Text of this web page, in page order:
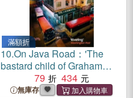
滿額折
10.On Java Road：'The
bastard child of Graham
Greene and Patricia
Highsmith' METRO
79 434
無庫存